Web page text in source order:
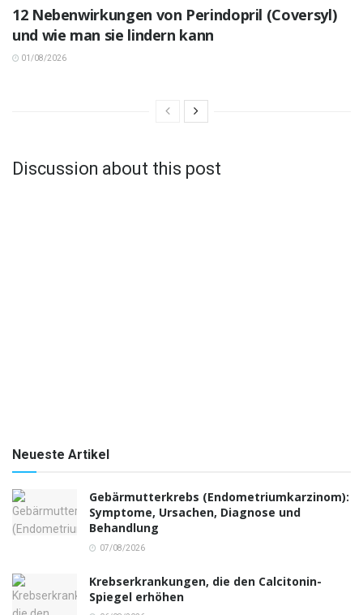
12 Nebenwirkungen von Perindopril (Coversyl)
und wie man sie lindern kann
01/08/2026
Discussion about this post
Neueste Artikel
Gebärmutterkrebs (Endometriumkarzinom):
Symptome, Ursachen, Diagnose und
Behandlung
07/08/2026
Krebserkrankungen, die den Calcitonin-
Spiegel erhöhen